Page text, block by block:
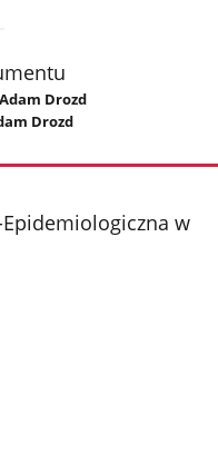
Adam Drozd
Drozd
w